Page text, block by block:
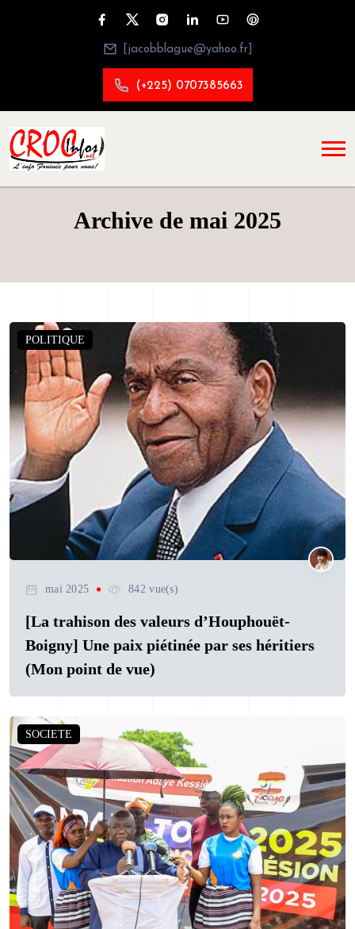
[jacobblague@yahoo.fr]
(+225) 0707385663
Archive de mai 2025
POLITIQUE
mai 2025 842 vue(s)
[La trahison des valeurs d’Houphouët-
Boigny] Une paix piétinée par ses héritiers
(Mon point de vue)
SOCIETE